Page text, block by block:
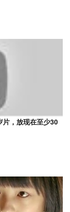
片，放现在至少30